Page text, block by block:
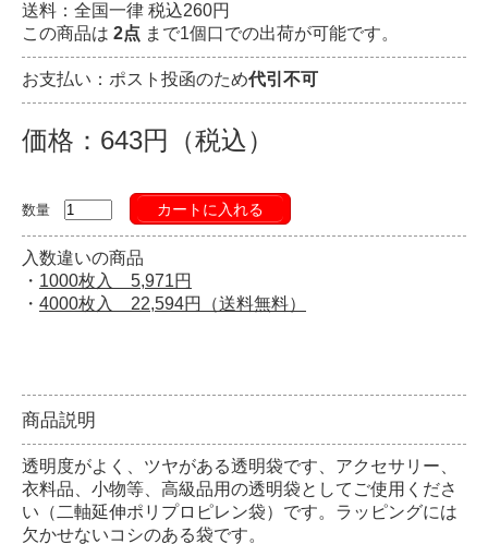
送料：全国一律 税込260円
この商品は 2点 まで1個口での出荷が可能です。
お支払い：ポスト投函のため代引不可
価格：643円（税込）
数量 カートに入れる
入数違いの商品
・ 1000枚入 5,971円
・ 4000枚入 22,594円（送料無料）
商品説明
透明度がよく、ツヤがある透明袋です、アクセサリー、
衣料品、小物等、高級品用の透明袋としてご使用くださ
い（二軸延伸ポリプロピレン袋）です。ラッピングには
欠かせないコシのある袋です。